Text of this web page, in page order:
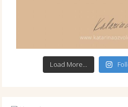
Load More...